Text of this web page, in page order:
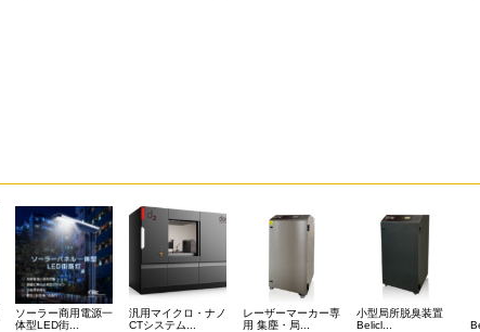
ソーラー商用電源一
体型LED街...
汎用マイクロ・ナノ
CTシステム...
レーザーマーカー専
用 集塵・局...
小型局所脱臭装置
Belicl...